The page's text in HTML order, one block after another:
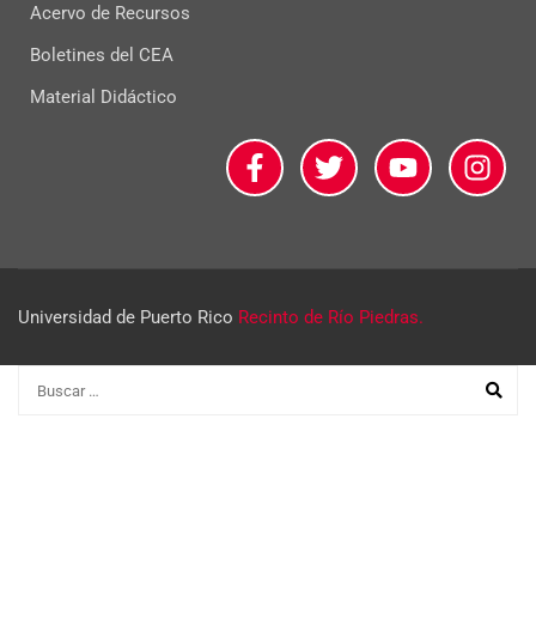
Acervo de Recursos
Boletines del CEA
Material Didáctico
Universidad de Puerto Rico Recinto de Río Piedras.